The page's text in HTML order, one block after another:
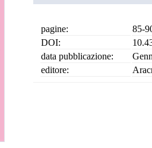
pagine:
85-
DOI:
data pubblicazione:
editore: